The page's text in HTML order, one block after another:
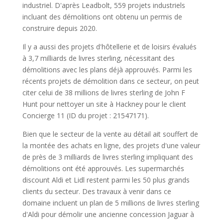
industriel. D'après Leadbolt, 559 projets industriels
incluant des démolitions ont obtenu un permis de
construire depuis 2020.
Il y a aussi des projets d'hôtellerie et de loisirs évalués
à 3,7 milliards de livres sterling, nécessitant des
démolitions avec les plans déjà approuvés. Parmi les
récents projets de démolition dans ce secteur, on peut
citer celui de 38 millions de livres sterling de John F
Hunt pour nettoyer un site à Hackney pour le client
Concierge 11 (ID du projet : 21547171).
Bien que le secteur de la vente au détail ait souffert de
la montée des achats en ligne, des projets d'une valeur
de près de 3 milliards de livres sterling impliquant des
démolitions ont été approuvés. Les supermarchés
discount Aldi et Lidl restent parmi les 50 plus grands
clients du secteur. Des travaux à venir dans ce
domaine incluent un plan de 5 millions de livres sterling
d'Aldi pour démolir une ancienne concession Jaguar à